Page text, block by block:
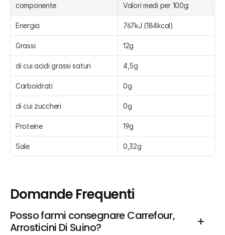
componente Valori medi per 100g:
Energia 767kJ (184kcal)
Grassi 12g
di cui acidi grassi saturi 4,5g
Carboidrati 0g
di cui zuccheri 0g
Proteine 19g
Sale 0,32g
Domande Frequenti
Posso farmi consegnare Carrefour,
Arrosticini Di Suino?